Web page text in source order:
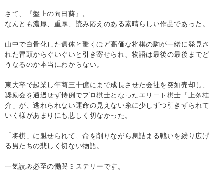
さて、『盤上の向日葵』。
なんとも濃厚、重厚、読み応えのある素晴らしい作品であった。
山中で白骨化した遺体と驚くほど高価な将棋の駒が一緒に発見さ
れた冒頭からぐいぐいと引き寄せられ、物語は最後の最後までど
うなるのか本当にわからない。
東大卒で起業し年商三十億にまで成長させた会社を突如売却し、
奨励会を通過せず特例でプロ棋士となったエリート棋士「上条桂
介」が、逃れられない運命の見えない糸に少しずつ引きずられて
いく様があまりにも悲しく切なかった。
「将棋」に魅せられて、命を削りながら息詰まる戦いを繰り広げ
る男たちの悲しく切ない物語。
一気読み必至の慟哭ミステリーです。